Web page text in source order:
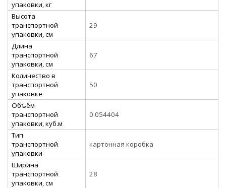
упаковки, кг
Высота
транспортной
упаковки, см
29
Длина
транспортной
упаковки, см
67
Количество в
транспортной
упаковке
50
Объём
транспортной
упаковки, куб.м
0.054404
Тип
транспортной
упаковки
картонная коробка
Ширина
транспортной
упаковки, см
28